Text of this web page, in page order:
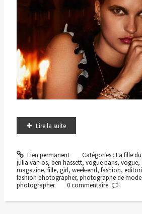
Lire la suite
Lien permanent Catégories : La fille
julia van os, ben hassett, vogue paris, vogue,
magazine, fille, girl, week-end, fashion,
fashion photographer, photographe de mode
photographer
0commentaire